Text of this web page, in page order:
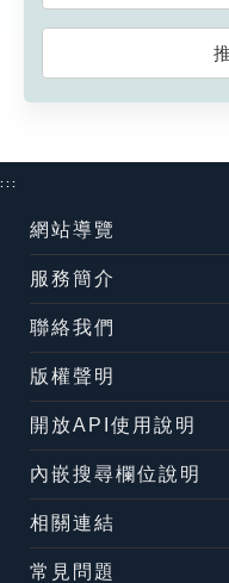
:::
網站導覽
服務簡介
聯絡我們
版權聲明
開放API使用說明
內嵌搜尋欄位說明
相關連結
常見問題